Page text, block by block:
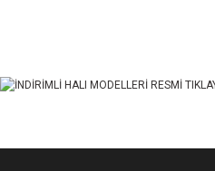
Ürün fiyatı diğer sitelerden daha